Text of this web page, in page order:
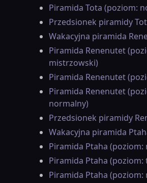
Piramida Tota (poziom:
Przedsionek piramidy
Wakacyjna piramida
Piramida Renenutet
mistrzowski)
Piramida Renenutet
Piramida Renenutet
normalny)
Przedsionek piramidy
Wakacyjna piramida
Piramida Ptaha
Piramida Ptaha (poziom:
Piramida Ptaha (poziom: